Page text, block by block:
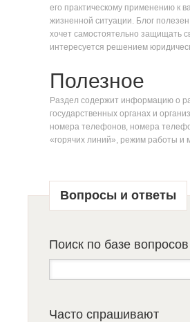
его практическому применению к
жизненной ситуации. Блог полезен
хочет самостоятельно защищать
интересуется решением
Полезное
Раздел содержит информацию о
государственных органах и
номера телефонов, номера
«горячих линий», режим работы и
Вопросы и ответы
Поиск по базе
Часто спрашивают